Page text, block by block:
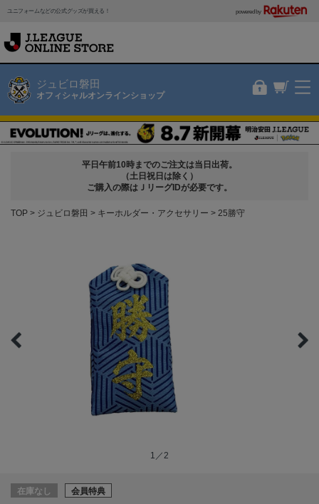
ユニフォームなどの公式グッズが買える！ powered by
ジュビロ磐田
オフィシャルオンラインショップ
平日午前10時までのご注文は当日出荷。
（土日祝日は除く）
ご購入の際はＪリーグIDが必要です。
TOP ジュビロ磐田 キーホルダー・アクセサリー 25勝守
1／2
在庫なし 会員特典